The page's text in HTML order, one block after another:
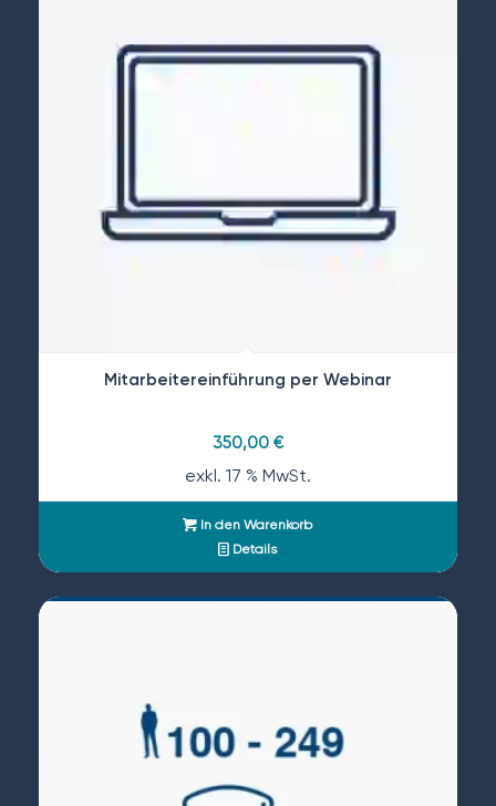
Mitarbeitereinführung per Webinar
350,00 €
exkl. 17 % MwSt.
In den Warenkorb
Details